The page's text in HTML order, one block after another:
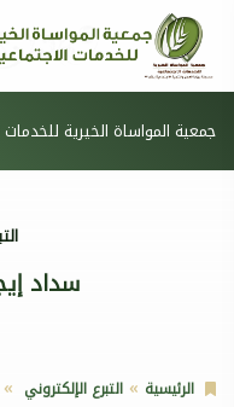
جمعية المواساة الخيرية للخدمات
سداد
الرئيسية التبرع الإلكتروني